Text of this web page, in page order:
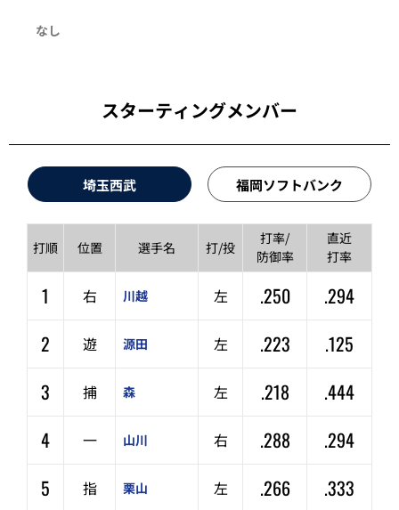
なし
スターティングメンバー
埼玉西武 福岡ソフトバンク
打順 位置 選手名 打/投
打率/
防御率
直近
打率
1 右 川越 左 .250
.294
2
遊 源田 左 .223
.125
3
捕 森 左 .218
.444
4
一 山川 右 .288
.294
5
指 栗山 左 .266
.333